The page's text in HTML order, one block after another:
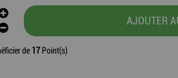
AJOUTER
de 17Point(s)